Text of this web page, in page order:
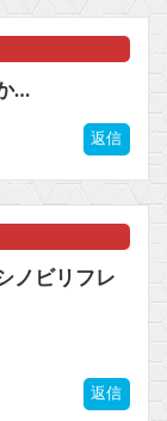
…
返信
ノビリフレ
返信